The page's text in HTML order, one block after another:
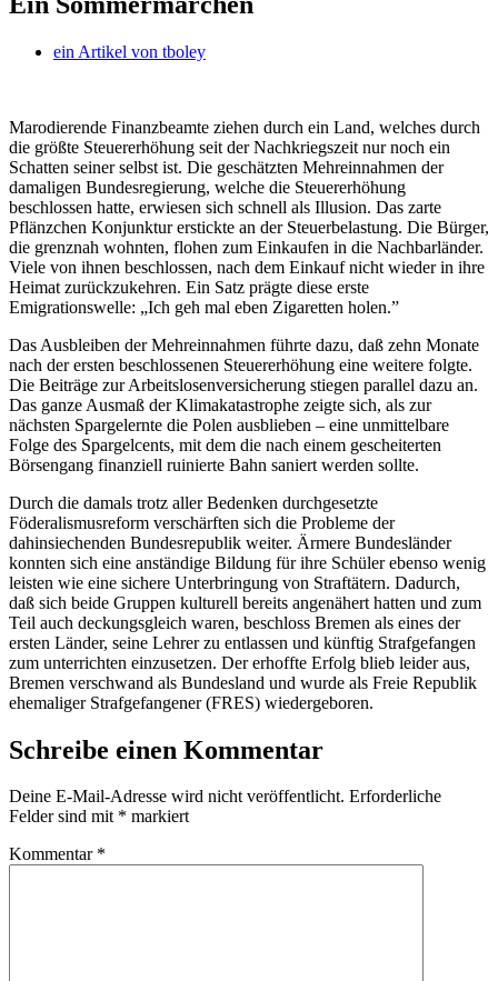
ein Artikel von tboley
Marodierende Finanzbeamte ziehen durch ein Land, welches durch
die größte Steuererhöhung seit der Nachkriegszeit nur noch ein
Schatten seiner selbst ist. Die geschätzten Mehreinnahmen der
damaligen Bundesregierung, welche die Steuererhöhung
beschlossen hatte, erwiesen sich schnell als Illusion. Das zarte
Pflänzchen Konjunktur erstickte an der Steuerbelastung. Die Bürger,
die grenznah wohnten, flohen zum Einkaufen in die Nachbarländer.
Viele von ihnen beschlossen, nach dem Einkauf nicht wieder in ihre
Heimat zurückzukehren. Ein Satz prägte diese erste
Emigrationswelle: „Ich geh mal eben Zigaretten holen.”
Das Ausbleiben der Mehreinnahmen führte dazu, daß zehn Monate
nach der ersten beschlossenen Steuererhöhung eine weitere folgte.
Die Beiträge zur Arbeitslosenversicherung stiegen parallel dazu an.
Das ganze Ausmaß der Klimakatastrophe zeigte sich, als zur
nächsten Spargelernte die Polen ausblieben – eine unmittelbare
Folge des Spargelcents, mit dem die nach einem gescheiterten
Börsengang finanziell ruinierte Bahn saniert werden sollte.
Durch die damals trotz aller Bedenken durchgesetzte
Föderalismusreform verschärften sich die Probleme der
dahinsiechenden Bundesrepublik weiter. Ärmere Bundesländer
konnten sich eine anständige Bildung für ihre Schüler ebenso wenig
leisten wie eine sichere Unterbringung von Straftätern. Dadurch,
daß sich beide Gruppen kulturell bereits angenähert hatten und zum
Teil auch deckungsgleich waren, beschloss Bremen als eines der
ersten Länder, seine Lehrer zu entlassen und künftig Strafgefangen
zum unterrichten einzusetzen. Der erhoffte Erfolg blieb leider aus,
Bremen verschwand als Bundesland und wurde als Freie Republik
ehemaliger Strafgefangener (FRES) wiedergeboren.
Schreibe einen Kommentar
Deine E-Mail-Adresse wird nicht veröffentlicht. Erforderliche
Felder sind mit * markiert
Kommentar *